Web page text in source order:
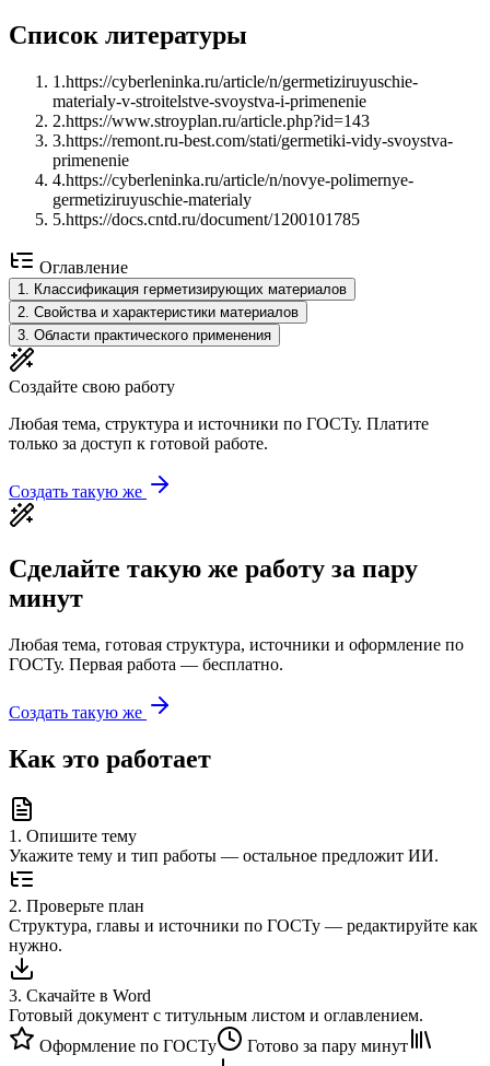
Список литературы
1 .https://cyberleninka.ru/article/n/germetiziruyuschie-
materialy-v-stroitelstve-svoystva-i-primenenie
2.https://www.stroyplan.ru/article.php?id=143
3.https://remont.ru-best.com/stati/germetiki-vidy-svoystva-
primenenie
4.https://cyberleninka.ru/article/n/novye-polimernye-
germetiziruyuschie-materialy
5.https://docs.cntd.ru/document/1200101785
Оглавление
1. Классификация герметизирующих материалов
2. Свойства и характеристики материалов
3. Области практического применения
Создайте свою работу
Любая тема, структура и источники по ГОСТу. Платите
только за доступ к готовой работе.
Создать такую же
Сделайте такую же работу за пару
минут
Любая тема, готовая структура, источники и оформление по
ГОСТу. Первая работа — бесплатно.
Создать такую же
Как это работает
1 . Опишите тему
Укажите тему и тип работы — остальное предложит ИИ.
2. Проверьте план
Структура, главы и источники по ГОСТу — редактируйте как
нужно.
3. Скачайте в Word
Готовый документ с титульным листом и оглавлением.
Оформление по ГОСТу
Готово за пару минут